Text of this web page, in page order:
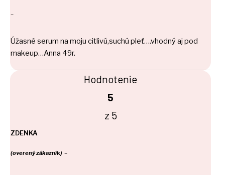
–
Úžasné serum na moju citlivú,suchú pleť….vhodný aj pod
makeup…Anna 49r.
Hodnotenie
5
z 5
ZDENKA
(overený zákazník) –